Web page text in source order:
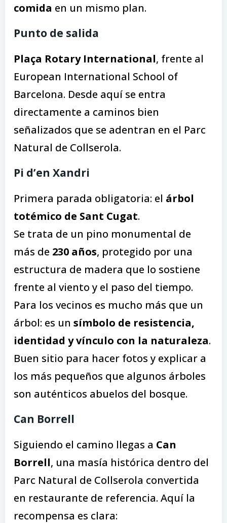
comida en un mismo plan.
Punto de salida
Plaça Rotary International, frente al
European International School of
Barcelona. Desde aquí se entra
directamente a caminos bien
señalizados que se adentran en el Parc
Natural de Collserola.
Pi d’en Xandri
Primera parada obligatoria: el árbol
totémico de Sant Cugat.
Se trata de un pino monumental de
más de 230 años, protegido por una
estructura de madera que lo sostiene
frente al viento y el paso del tiempo.
Para los vecinos es mucho más que un
árbol: es un símbolo de resistencia,
identidad y vínculo con la naturaleza.
Buen sitio para hacer fotos y explicar a
los más pequeños que algunos árboles
son auténticos abuelos del bosque.
Can Borrell
Siguiendo el camino llegas a Can
Borrell, una masía histórica dentro del
Parc Natural de Collserola convertida
en restaurante de referencia. Aquí la
recompensa es clara: